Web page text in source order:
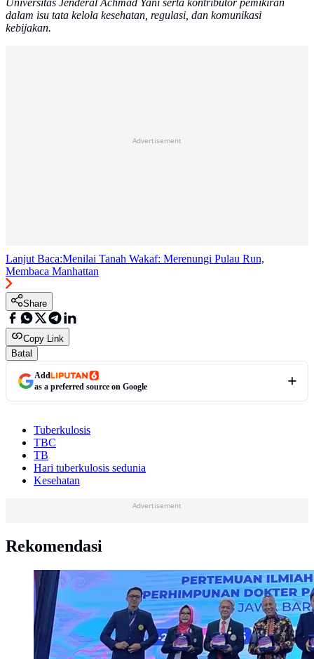
Universitas Jenderal Achmad Yani serta kontributor pemikiran
dalam isu tata kelola kesehatan, regulasi, dan komunikasi
kebijakan.
Advertisement
Lanjut Baca:Menilai Tanah Wakaf: Merenungi Pulau Run,
Membaca Manhattan
Share
Copy Link
Batal
Add
as a preferred source on Google
Tuberkulosis
TBC
TB
Hari tuberkulosis sedunia
Kesehatan
Advertisement
Rekomendasi